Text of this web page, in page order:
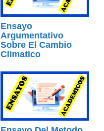
Ensayo
Argumentativo
Sobre El Cambio
Climatico